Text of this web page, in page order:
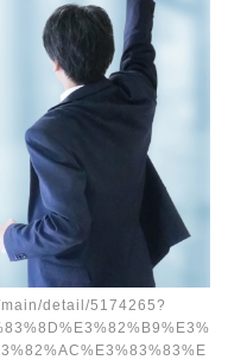
detail/5174265?